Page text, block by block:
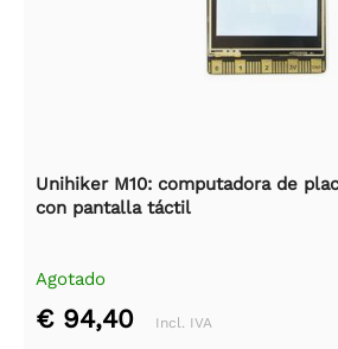
Unihiker M10: computadora de
con pantalla táctil
Agotado
€ 94,40 Incl. IVA